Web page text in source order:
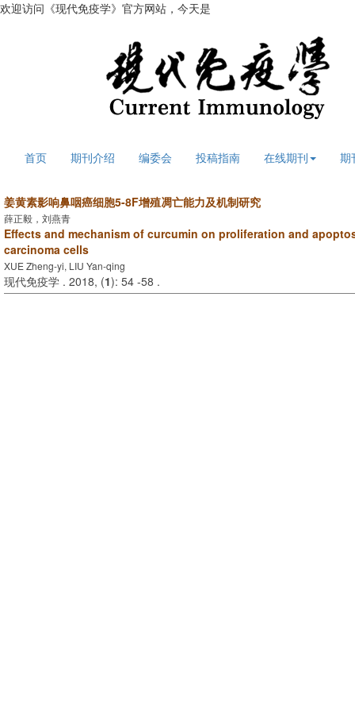
欢迎访问《现代免疫学》官方网站，今天是
首页 期刊介绍 编委会 投稿指南 在线期刊 期
姜黄素影响鼻咽癌细胞5-8F增殖凋亡能力及机制研究
薛正毅，刘燕青
Effects and mechanism of curcumin on proliferation and
carcinoma cells
XUE Zheng-yi, LIU Yan-qing
现代免疫学 . 2018, (1): 54 -58 .